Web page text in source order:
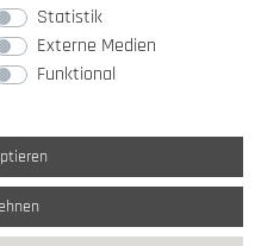
MwSt. undzzgl. Versandkosten
Statistik
Externe Medien
Funktional